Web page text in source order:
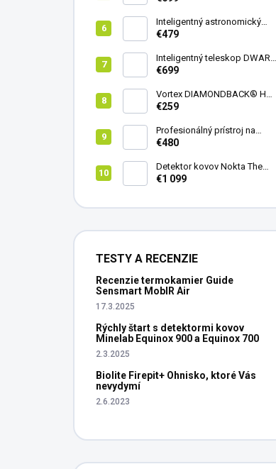
Inteligentný astronomický
teleskop DwarfLab Dwarf
€479
Inteligentný teleskop DWARF
III + originálny statív DWARF 3
€699
Vortex DIAMONDBACK® HD
8X42
€259
Profesionálný prístroj na
vedenie vŕtania Laserliner
€480
Detektor kovov Nokta The
Legend 2
€1 099
TESTY A RECENZIE
Recenzie termokamier Guide
Sensmart MobIR Air
17.3.2025
Rýchly štart s detektormi kovov
Minelab Equinox 900 a Equinox 700
2.3.2025
Biolite Firepit+ Ohnisko, ktoré Vás
nevydymí
2.6.2023